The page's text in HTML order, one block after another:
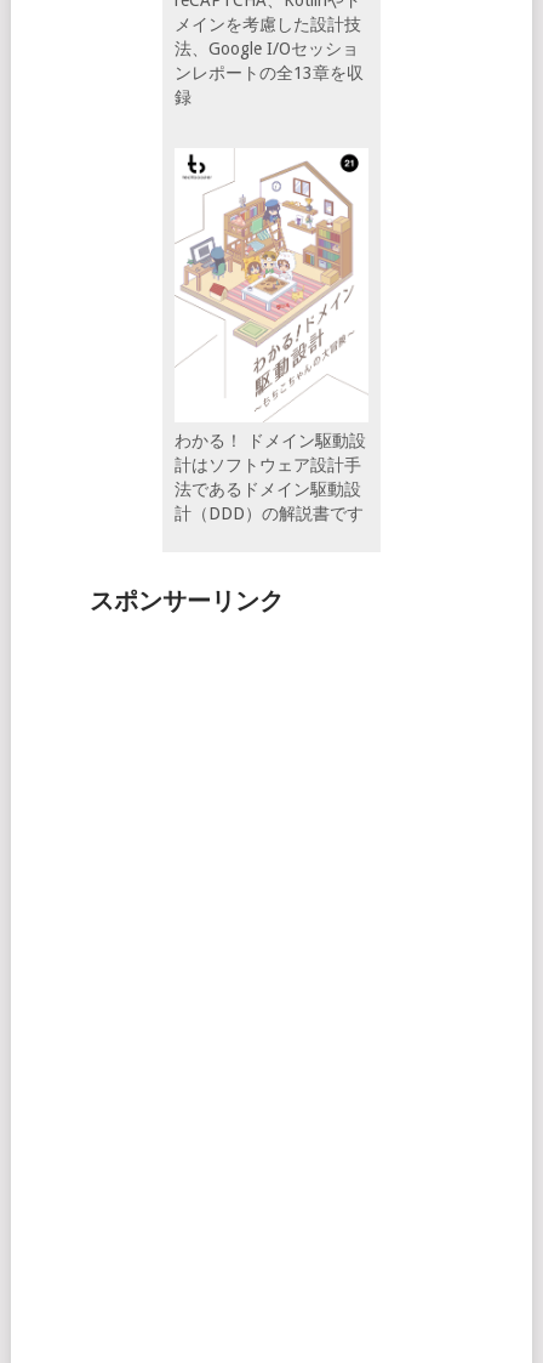
メインを考慮した設計技
法、Google I/Oセッショ
ンレポートの全13章を収
録
わかる！ ドメイン駆動設
計はソフトウェア設計手
法であるドメイン駆動設
計（DDD）の解説書です
スポンサーリンク